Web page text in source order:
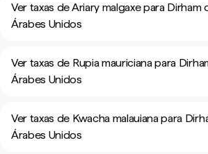
Ver taxas de Ariary malgaxe para Dirham
Árabes Unidos
Ver taxas de Rupia mauriciana para
Árabes Unidos
Ver taxas de Kwacha malauiana para
Árabes Unidos